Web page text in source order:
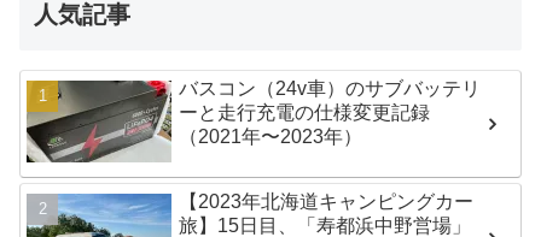
人気記事
バスコン（24v車）のサブバッテリ
ーと走行充電の仕様変更記録
（2021年〜2023年）
【2023年北海道キャンピングカー
旅】15日目、「寿都浜中野営場」